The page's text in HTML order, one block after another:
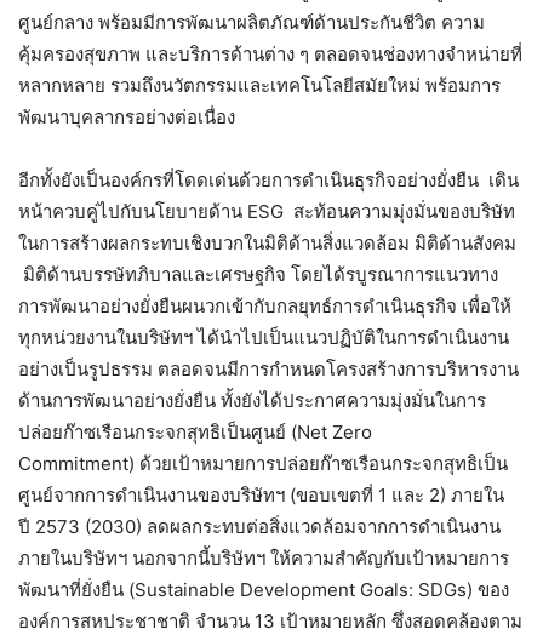
ศูนย์กลาง พร้อมมีการพัฒนาผลิตภัณฑ์ด้านประกันชีวิต ความ
คุ้มครองสุขภาพ และบริการด้านต่าง ๆ ตลอดจนช่องทางจำหน่ายที่
หลากหลาย รวมถึงนวัตกรรมและเทคโนโลยีสมัยใหม่ พร้อมการ
พัฒนาบุคลากรอย่างต่อเนื่อง
อีกทั้งยังเป็นองค์กรที่โดดเด่นด้วยการดำเนินธุรกิจอย่างยั่งยืน เดิน
หน้าควบคู่ไปกับนโยบายด้าน ESG สะท้อนความมุ่งมั่นของบริษัท
ในการสร้างผลกระทบเชิงบวกในมิติด้านสิ่งแวดล้อม มิติด้านสังคม
มิติด้านบรรษัทภิบาลและเศรษฐกิจ โดยได้รบูรณาการแนวทาง
การพัฒนาอย่างยั่งยืนผนวกเข้ากับกลยุทธ์การดำเนินธุรกิจ เพื่อให้
ทุกหน่วยงานในบริษัทฯ ได้นำไปเป็นแนวปฏิบัติในการดำเนินงาน
อย่างเป็นรูปธรรม ตลอดจนมีการกำหนดโครงสร้างการบริหารงาน
ด้านการพัฒนาอย่างยั่งยืน ทั้งยังได้ประกาศความมุ่งมั่นในการ
ปล่อยก๊าซเรือนกระจกสุทธิเป็นศูนย์ (Net Zero
Commitment) ด้วยเป้าหมายการปล่อยก๊าซเรือนกระจกสุทธิเป็น
ศูนย์จากการดำเนินงานของบริษัทฯ (ขอบเขตที่ 1 และ 2) ภายใน
ปี 2573 (2030) ลดผลกระทบต่อสิ่งแวดล้อมจากการดำเนินงาน
ภายในบริษัทฯ นอกจากนี้บริษัทฯ ให้ความสำคัญกับเป้าหมายการ
พัฒนาที่ยั่งยืน (Sustainable Development Goals: SDGs) ของ
องค์การสหประชาชาติ จำนวน 13 เป้าหมายหลัก ซึ่งสอดคล้องตาม